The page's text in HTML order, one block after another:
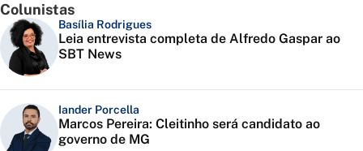
Colunistas
Basília Rodrigues
Leia entrevista completa de Alfredo Gaspar ao
SBT News
Iander Porcella
Marcos Pereira: Cleitinho será candidato ao
governo de MG